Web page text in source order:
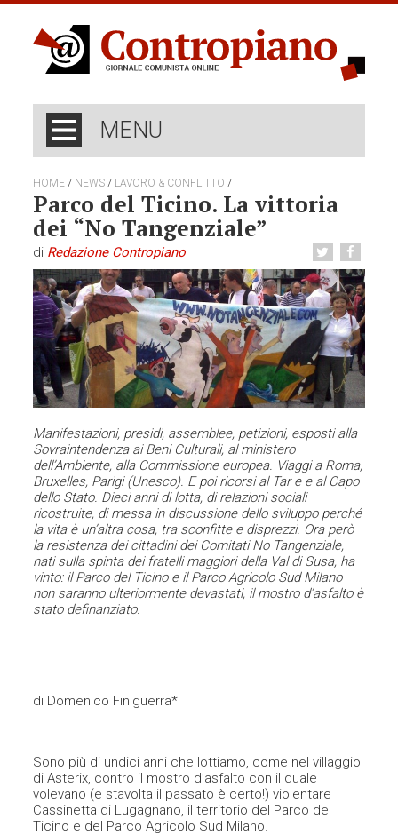
MENU
HOME / NEWS / LAVORO & CONFLITTO /
Parco del Ticino. La vittoria
dei “No Tangenziale”
di Redazione Contropiano
Manifestazioni, presidi, assemblee, petizioni, esposti alla
Sovraintendenza ai Beni Culturali, al ministero
dell’Ambiente, alla Commissione europea. Viaggi a Roma,
Bruxelles, Parigi (Unesco). E poi ricorsi al Tar e e al Capo
dello Stato. Dieci anni di lotta, di relazioni sociali
ricostruite, di messa in discussione dello sviluppo perché
la vita è un’altra cosa, tra sconfitte e disprezzi. Ora però
la resistenza dei cittadini dei Comitati No Tangenziale,
nati sulla spinta dei fratelli maggiori della Val di Susa, ha
vinto: il Parco del Ticino e il Parco Agricolo Sud Milano
non saranno ulteriormente devastati, il mostro d’asfalto è
stato definanziato.
di Domenico Finiguerra*
Sono più di undici anni che lottiamo, come nel villaggio
di Asterix, contro il mostro d’asfalto con il quale
volevano (e stavolta il passato è certo!) violentare
Cassinetta di Lugagnano, il territorio del Parco del
Ticino e del Parco Agricolo Sud Milano.